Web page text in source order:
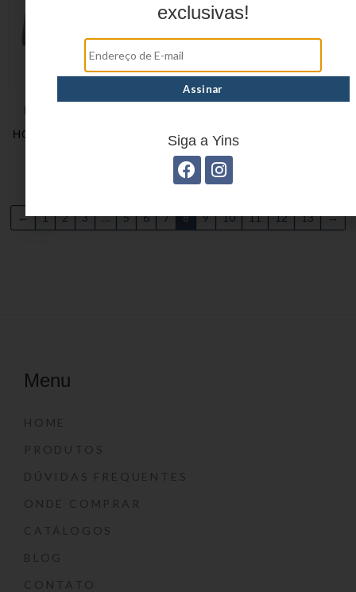
ESTOJO JUVENIL EM
HOLOGRÁFICO YS27434
← 1 2 3 … 5 6 7 8 9 10 11 12 13 →
Menu
HOME
PRODUTOS
DÚVIDAS FREQUENTES
ONDE COMPRAR
CATÁLOGOS
BLOG
CONTATO
exclusivas!
Siga a Yins